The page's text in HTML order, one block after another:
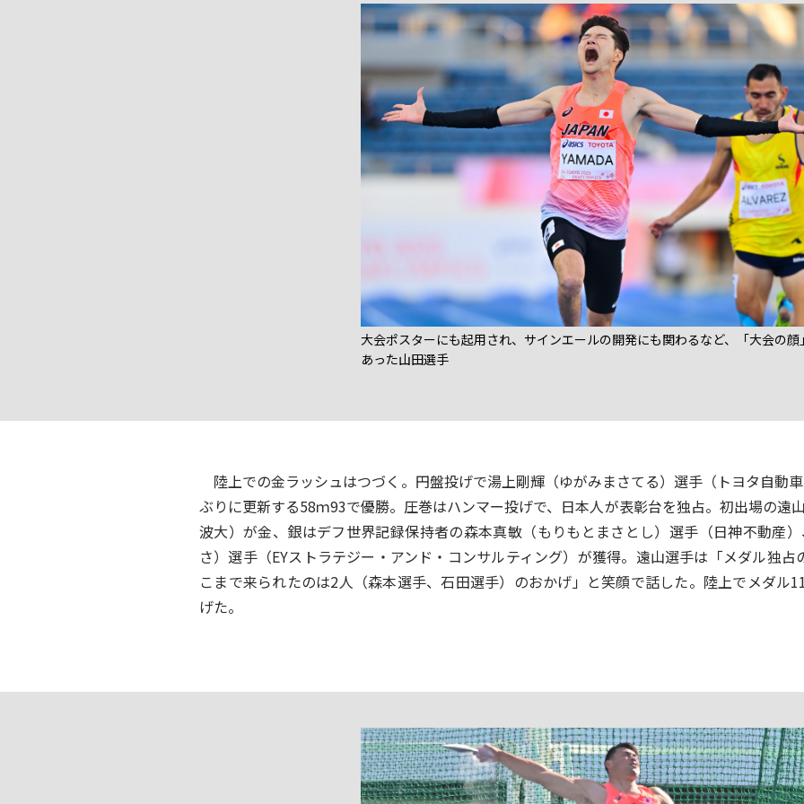
大会ポスターにも起用され、サインエールの開発にも関わるなど、「大会の顔
あった山田選手
陸上での金ラッシュはつづく。円盤投げで湯上剛輝（ゆがみまさてる）選手（トヨタ自動
ぶりに更新する58ｍ93で優勝。圧巻はハンマー投げで、日本人が表彰台を独占。初出場の遠
波大）が金、銀はデフ世界記録保持者の森本真敏（もりもとまさとし）選手（日神不動産
さ）選手（EYストラテジー・アンド・コンサルティング）が獲得。遠山選手は「メダル独
こまで来られたのは2人（森本選手、石田選手）のおかげ」と笑顔で話した。陸上でメダル
げた。